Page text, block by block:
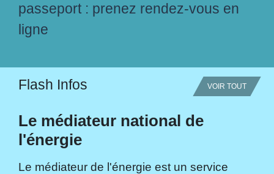
passeport : prenez rendez-vous en
ligne
Flash Infos VOIR TOUT
Le médiateur national de
l'énergie
Le médiateur de l'énergie est un service